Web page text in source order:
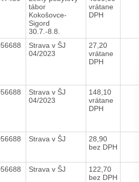
tábor
Kokošovce-
Sigord
30.7.-8.8.
vrátane
DPH
Strava v ŠJ
04/2023
27,20
vrátane
DPH
Strava v ŠJ
04/2023
148,10
vrátane
DPH
Strava v ŠJ
28,90
bez DPH
Strava v ŠJ
122,70
bez DPH